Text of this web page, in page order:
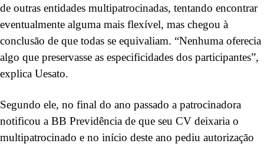
de outras entidades multipatrocinadas, tentando encontrar
eventualmente alguma mais flexível, mas chegou à
conclusão de que todas se equivaliam. “Nenhuma oferecia
algo que preservasse as especificidades dos participantes”,
explica Uesato.
Segundo ele, no final do ano passado a patrocinadora
notificou a BB Previdência de que seu CV deixaria o
multipatrocinado e no início deste ano pediu autorização